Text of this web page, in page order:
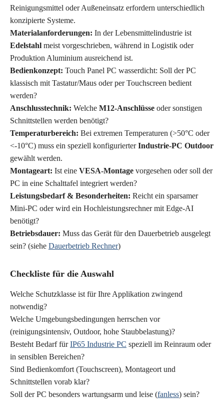
Reinigungsmittel oder Außeneinsatz erfordern unterschiedlich
konzipierte Systeme.
Materialanforderungen: In der Lebensmittelindustrie ist
Edelstahl meist vorgeschrieben, während in Logistik oder
Produktion Aluminium ausreichend ist.
Bedienkonzept: Touch Panel PC wasserdicht: Soll der PC
klassisch mit Tastatur/Maus oder per Touchscreen bedient
werden?
Anschlusstechnik: Welche M12-Anschlüsse oder sonstigen
Schnittstellen werden benötigt?
Temperaturbereich: Bei extremen Temperaturen (>50°C oder
<-10°C) muss ein speziell konfigurierterIndustrie-PC Outdoor
gewählt werden.
Montageart: Ist eine VESA-Montage vorgesehen oder soll der
PC in eine Schalttafel integriert werden?
Leistungsbedarf & Besonderheiten: Reicht ein sparsamer
Mini-PC oder wird ein Hochleistungsrechner mit Edge-AI
benötigt?
Betriebsdauer: Muss das Gerät für den Dauerbetrieb ausgelegt
sein? (siehe Dauerbetrieb Rechner)
Checkliste für die Auswahl
Welche Schutzklasse ist für Ihre Applikation zwingend
notwendig?
Welche Umgebungsbedingungen herrschen vor
(reinigungsintensiv, Outdoor, hohe Staubbelastung)?
Besteht Bedarf fürIP65 Industrie PC speziell im Reinraum oder
in sensiblen Bereichen?
Sind Bedienkomfort (Touchscreen), Montageort und
Schnittstellen vorab klar?
Soll der PC besonders wartungsarm und leise (fanless) sein?